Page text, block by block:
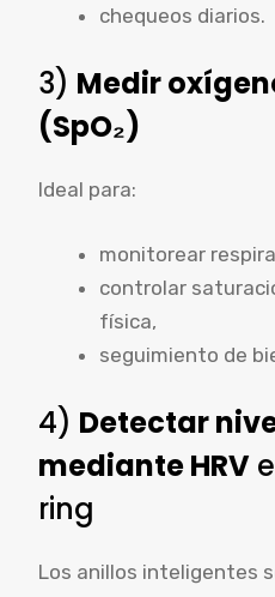
chequeos diarios.
3) Medir
(SpO₂)
Ideal para:
monitorear
controlar
física,
seguimiento de
4) Detectar
mediante HRV
ring
Los anillos inteligentes